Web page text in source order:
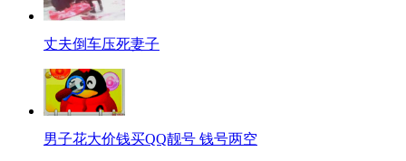
丈夫倒车压死妻子
男子花大价钱买QQ靓号 钱号两空